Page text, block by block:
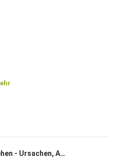
Panikattacken verstehen - Ursachen, Auslöser und individuelle Therapie